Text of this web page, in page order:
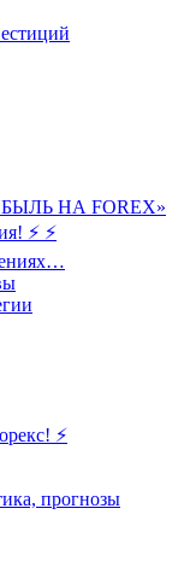
НА FOREX»
⚡ ⚡
⚡
прогнозы